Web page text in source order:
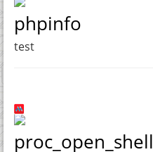
phpinfo
test
proc_open_shell